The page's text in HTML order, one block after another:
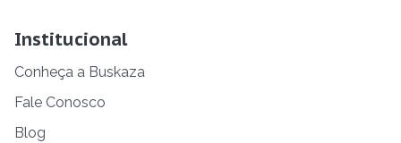
Institucional
Conheça a Buskaza
Fale Conosco
Blog